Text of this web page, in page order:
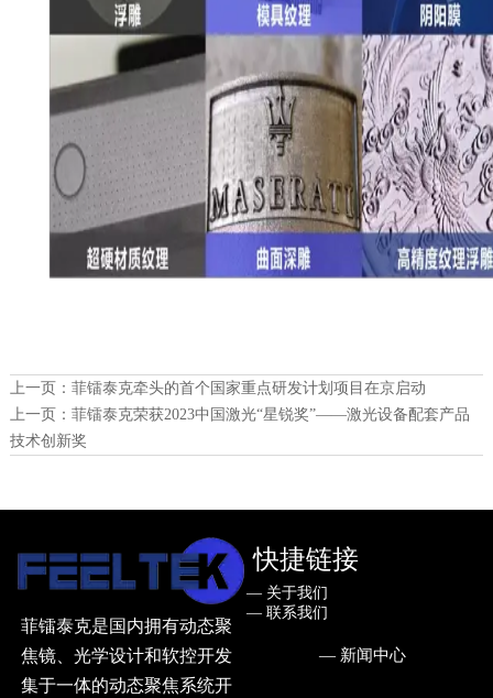
上一页： 菲镭泰克牵头的首个国家重点研发计划项目在京启动
上一页： 菲镭泰克荣获2023中国激光“星锐奖”——激光设备配套产品
技术创新奖
菲镭泰克是国内拥有动态聚
焦镜、光学设计和软控开发
集于一体的动态聚焦系统开
快捷链接
— ㅤ关于我们
— ㅤ联系我们
— ㅤ新闻中心